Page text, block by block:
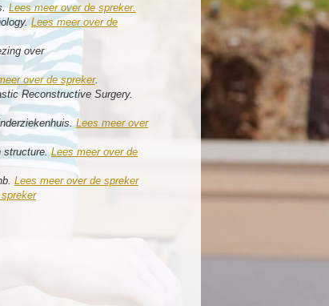
Lees meer over de spreker.
Lees meer over de
over
over de spreker.
Reconstructive Surgery.
.Lees meer over
structure.Lees meer over de
. Lees meer over de spreker